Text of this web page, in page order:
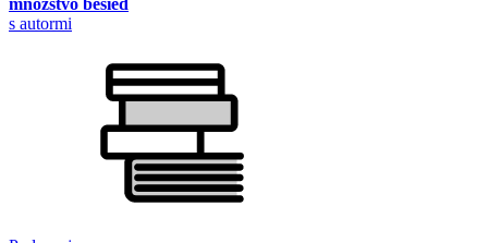
množstvo besied
s autormi